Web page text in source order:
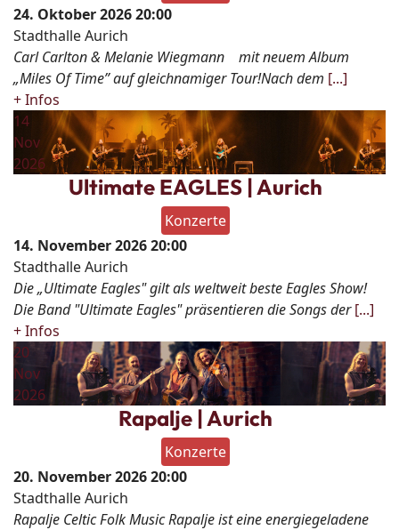
24. Oktober 202620:00
Stadthalle Aurich
Carl Carlton & Melanie Wiegmann mit neuem Album
„Miles Of Time” auf gleichnamiger Tour!Nach dem [...]
+ Infos
14
Nov
2026
Ultimate EAGLES | Aurich
Konzerte
14. November 202620:00
Stadthalle Aurich
Die „Ultimate Eagles" gilt als weltweit beste Eagles Show!
Die Band "Ultimate Eagles" präsentieren die Songs der [...]
+ Infos
20
Nov
2026
Rapalje | Aurich
Konzerte
20. November 202620:00
Stadthalle Aurich
Rapalje Celtic Folk Music Rapalje ist eine energiegeladene